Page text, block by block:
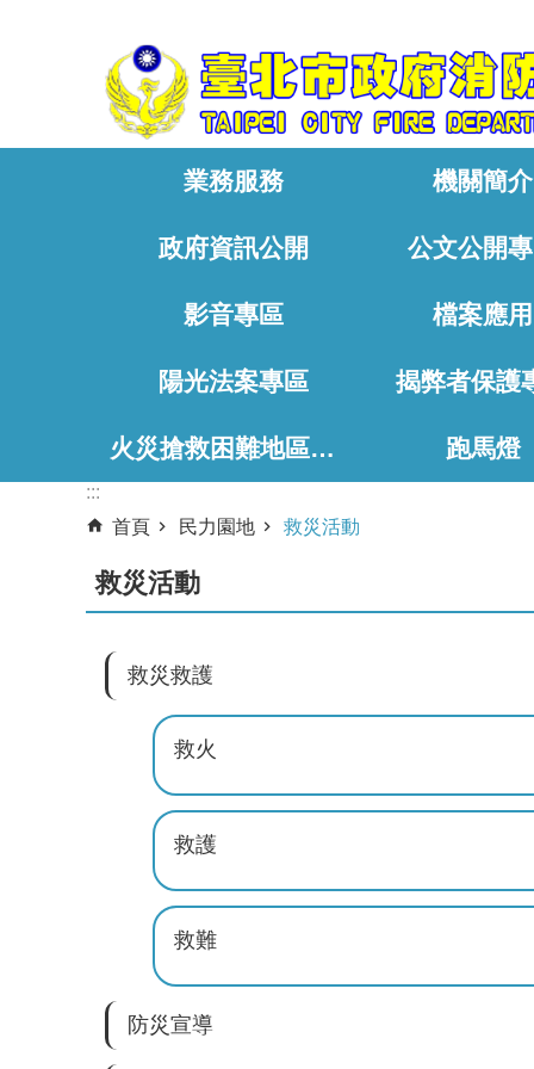
業務服務 機關簡介
政府資訊公開 公文公開
影音專區 檔案應用
陽光法案專區 揭弊者保護
火災搶救困難地區、消防通道相關資料 跑馬燈
:::
首頁
民力園地 救災活動
救災活動
救災救護
救火
救護
救難
防災宣導